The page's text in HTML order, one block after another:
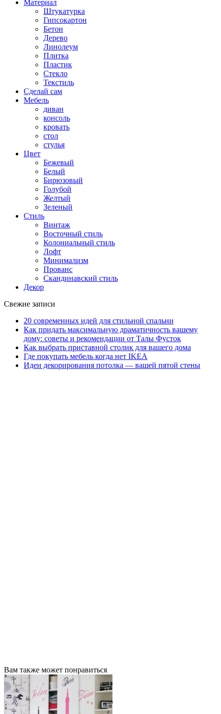
Материал
Штукатурка
Гипсокартон
Бетон
Дерево
Линолеум
Плитка
Пластик
Стекло
Текстиль
Сделай сам
Мебель
диван
консоль
кровать
стол
стулья
Цвет
Бежевый
Белый
Бирюзовый
Голубой
Желтый
Зеленый
Стиль
Винтаж
Восточный стиль
Колониальный стиль
Лофт
Минимализм
Прованс
Скандинавский стиль
Декор
Свежие записи
20 современных идей для стильной спальни
Как придать максимальную драматичность вашему
дому: советы и рекомендации от Талы Фусток
Как выбрать приставной столик для вашего дома
Где покупать мебель когда нет IKEA
Идеи декорирования потолка — вашей пятой стены
Вам также может понравиться